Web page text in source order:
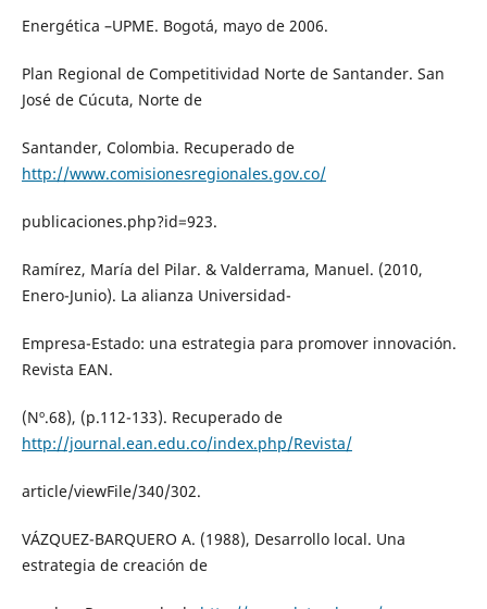
Energética –UPME. Bogotá, mayo de 2006.
Plan Regional de Competitividad Norte de Santander. San
José de Cúcuta, Norte de
Santander, Colombia. Recuperado de
http://www.comisionesregionales.gov.co/
publicaciones.php?id=923.
Ramírez, María del Pilar. & Valderrama, Manuel. (2010,
Enero-Junio). La alianza Universidad-
Empresa-Estado: una estrategia para promover innovación.
Revista EAN.
(Nº.68), (p.112-133). Recuperado de
http://journal.ean.edu.co/index.php/Revista/
article/viewFile/340/302.
VÁZQUEZ-BARQUERO A. (1988), Desarrollo local. Una
estrategia de creación de